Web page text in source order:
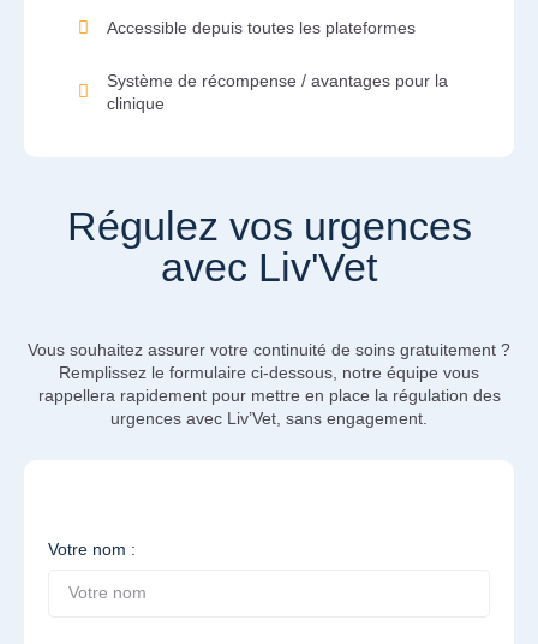
Accessible depuis toutes les plateformes
Système de récompense / avantages pour la
clinique
Régulez vos urgences
avec Liv'Vet
Vous souhaitez assurer votre continuité de soins gratuitement ?
Remplissez le formulaire ci-dessous, notre équipe vous
rappellera rapidement pour mettre en place la régulation des
urgences avec Liv’Vet, sans engagement.
Votre nom :